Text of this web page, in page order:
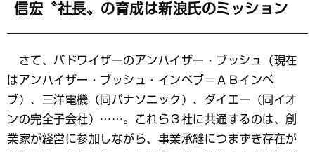
信宏〝社長〟の育成は新浪氏のミッション
さて、バドワイザーのアンハイザー・ブッシュ（現在
はアンハイザー・ブッシュ・インベブ＝ＡＢインベ
ブ）、三洋電機（同パナソニック）、ダイエー（同イオ
ンの完全子会社）……。これら３社に共通するのは、創
業家が経営に参加しながら、事業承継につまずき存在が